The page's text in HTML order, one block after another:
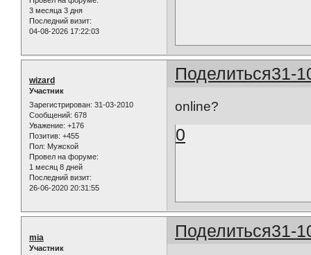
3 месяца 3 дня
Последний визит:
04-08-2026 17:22:03
Поделиться31-
wizard
Участник
Зарегистрирован: 31-03-2010
Сообщений: 678
Уважение: +176
Позитив: +455
Пол: Мужской
Провел на форуме:
1 месяц 8 дней
Последний визит:
26-06-2020 20:31:55
online?
0
Поделиться31-
mia
Участник